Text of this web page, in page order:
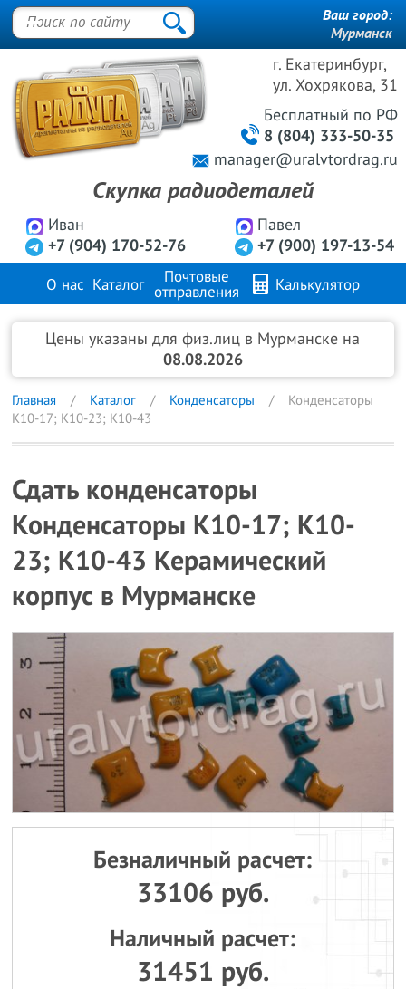
г. Екатеринбург,
ул. Хохрякова, 31
Иван
+7 (904) 170-52-76
Павел
+7 (900) 197-13-54
Бесплатный по РФ
8 (804) 333-50-35
manager@uralvtordrag.ru
Скупка радиодеталей
Ваш город:
Мурманск
О нас Каталог
Почтовые
отправления
Калькулятор
Продажа металлов Контакты
Цены указаны для физ.лиц в Мурманске на
08.08.2026
Главная Каталог Конденсаторы
Конденсаторы
К10-17; К10-23; К10-43
Сдать конденсаторы
Конденсаторы К10-17; К10-
23; К10-43 Керамический
корпус в Мурманске
Безналичный расчет:
33106 руб.
Наличный расчет:
31451 руб.